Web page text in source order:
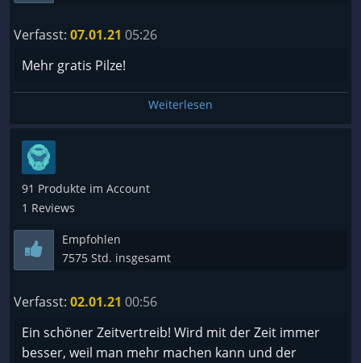
Verfasst: 07.01.21 05:26
Mehr gratis Pilze!
Weiterlesen
91 Produkte im Account
1 Reviews
Empfohlen
7575 Std. insgesamt
Verfasst: 02.01.21 00:56
Ein schöner Zeitvertreib! Wird mit der Zeit immer
besser, weil man mehr machen kann und der